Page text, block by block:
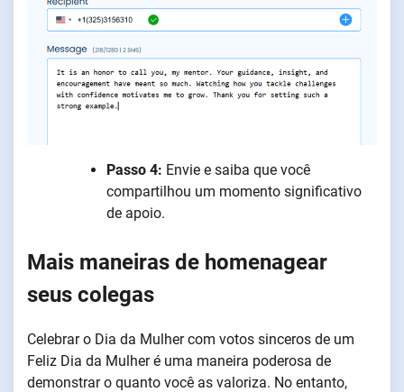
Passo 4: Envie e saiba que você
compartilhou um momento significativo
de apoio.
Mais maneiras de homenagear
seus colegas
Celebrar o Dia da Mulher com votos sinceros de um
Feliz Dia da Mulher é uma maneira poderosa de
demonstrar o quanto você as valoriza. No entanto,